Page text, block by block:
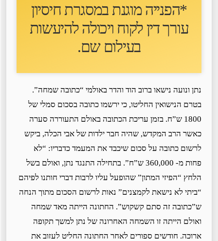
*הפנייה מוגנת במסגרת חיסיון
עורך דין לקוח ו יכולה להיעשות
בעילום שם.
נתן ונועה נישאו ברוב הוד והדר באולמי “כתובה שמחה”.
בטרם הנישואין החליטו, כי ירשמו כתובה בסכום סמלי של
1800 ש”ח. בזמן עריכת הכתובה באולם התעוררה סערה
כאשר הרב המקדש, שהיה חבר ילדות של אבי הכלה, ביקש
לרשום כתובה על סכום שיכבד את המעמד כדבריו: “לא
פחות מ- 360,000 ש”ח”. בתחילה התנגד נתן, ואולם בשל
הלחץ “הפיזי המתון” שהופעל עליו לרבות דברי חותנו לפיהם
“ביתי לא נישאת לקמצנים” נאות לרשום הסכום מתוך הנחה
ש”כתובה זה סתם קשקוש”. החתונה הייתה מאד שמחה
ואולם הייתה זו השמחה האחרונה של נתן למשך תקופה
ארוכה. חודשים ספורים לאחר החתונה החליט לעזוב את